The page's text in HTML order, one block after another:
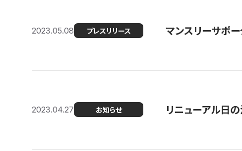
2023.05.08 プレスリリース マンスリーサポ
2023.04.27 お知らせ リニューアル日